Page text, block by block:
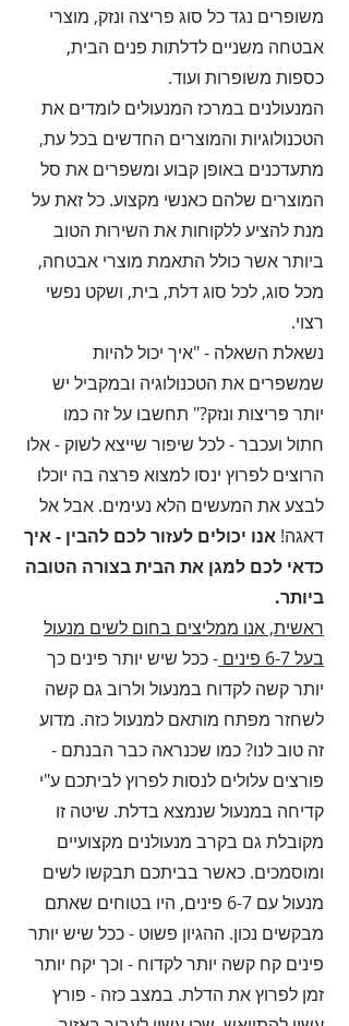
משופרים נגד כל סוג פריצה ונזק, מוצרי
אבטחה משניים לדלתות פנים הבית,
כספות משופרות ועוד.
המנעולנים במרכז המנעולים לומדים את
הטכנולוגיות והמוצרים החדשים בכל עת,
מתעדכנים באופן קבוע ומשפרים את סל
המוצרים שלהם כאנשי מקצוע. כל זאת על
מנת להציע ללקוחות את השירות הטוב
ביותר אשר כולל התאמת מוצרי אבטחה,
מכל סוג, לכל סוג דלת, בית, ושקט נפשי
רצוי.
נשאלת השאלה - "איך יכול להיות
שמשפרים את הטכנולוגיה ובמקביל יש
יותר פריצות ונזק?" תחשבו על זה כמו
חתול ועכבר - לכל שיפור שייצא לשוק - אלו
הרוצים לפרוץ ינסו למצוא פרצה בה יוכלו
לבצע את המעשים הלא נעימים. אבל אל
דאגה! אנו יכולים לעזור לכם להבין - איך
כדאי לכם למגן את הבית בצורה הטובה
ביותר.
ראשית, אנו ממליצים בחום לשים מנעול
בעל 6-7 פינים
- ככל שיש יותר פינים כך
יותר קשה לקדוח במנעול ולרוב גם קשה
לשחזר מפתח מותאם למנעול כזה. מדוע
זה טוב לנו? כמו שכנראה כבר הבנתם -
פורצים עלולים לנסות לפרוץ לביתכם ע"י
קדיחה במנעול שנמצא בדלת. שיטה זו
מקובלת גם בקרב מנעולנים מקצועיים
ומוסמכים. כאשר בביתכם תבקשו לשים
מנעול עם 6-7 פינים, היו בטוחים שאתם
מבקשים נכון. ההגיון פשוט - ככל שיש יותר
פינים קח קשה יותר לקדוח - וכך יקח יותר
זמן לפרוץ את הדלת. במצב כזה - פורץ